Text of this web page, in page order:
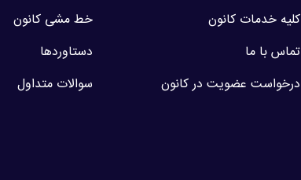
کلیه خدمات کانون
تماس با ما
درخواست عضویت در کانون
خط مشی کانون
دستاوردها
سوالات متداول